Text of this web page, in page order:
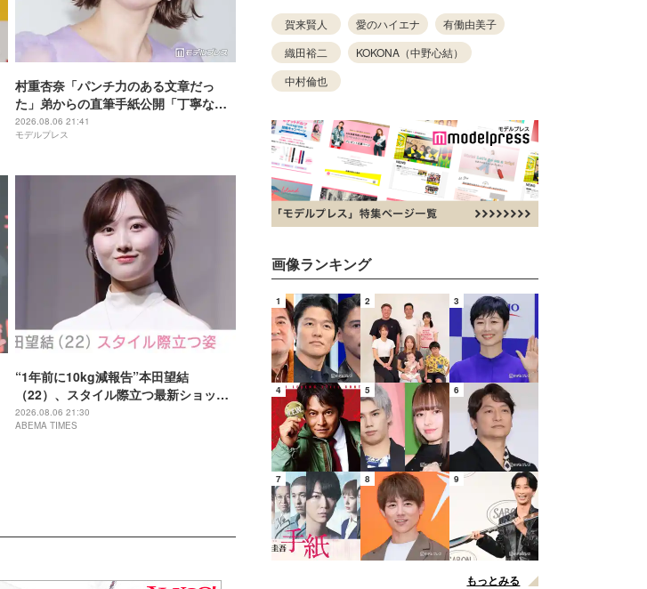
村重杏奈「パンチ力のある文章だっ
た」弟からの直筆手紙公開「丁寧な
字」「読みやすい」と反響
2026.08.06 21:41
モデルプレス
“1年前に10kg減報告”本田望結
（22）、スタイル際立つ最新ショット
に反響「痩せた？」「ミトちゃんに似
てきた」
2026.08.06 21:30
ABEMA TIMES
賀来賢人 愛のハイエナ
有働由美子
織田裕二
KOKONA（中野心結）
中村倫也
画像ランキング
1 2 3
4 5 6
7 8 9
もっとみる